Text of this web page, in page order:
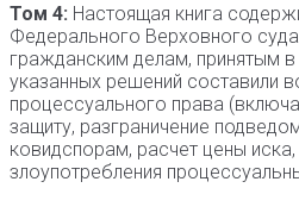
Том 4: Настоящая книга
Федерального Верховного
гражданским делам, принятым
указанных решений составили
процессуального права
защиту, разграничение
ковидспорам, расчет цены
злоупотребления